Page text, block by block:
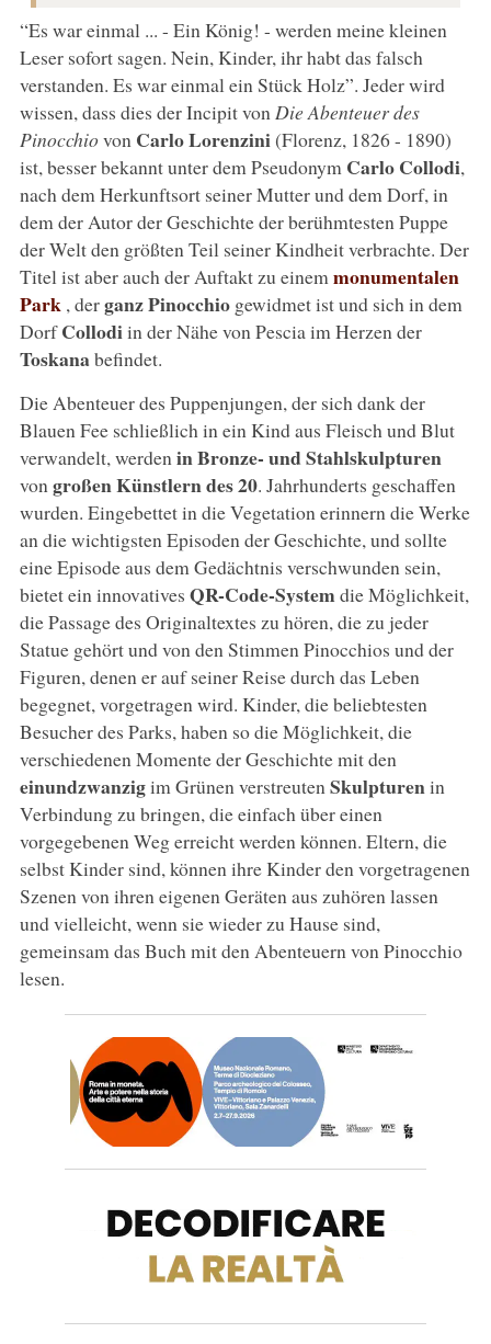
“Es war einmal ... - Ein König! - werden meine kleinen
Leser sofort sagen. Nein, Kinder, ihr habt das falsch
verstanden. Es war einmal ein Stück Holz”. Jeder wird
wissen, dass dies der Incipit von Die Abenteuer des
Pinocchiovon Carlo Lorenzini(Florenz, 1826 - 1890)
ist, besser bekannt unter dem Pseudonym Carlo Collodi,
nach dem Herkunftsort seiner Mutter und dem Dorf, in
dem der Autor der Geschichte der berühmtesten Puppe
der Welt den größten Teil seiner Kindheit verbrachte. Der
Titel ist aber auch der Auftakt zu einem monumentalen
Park , derganzPinocchiogewidmet ist und sich in dem
DorfCollodiin der Nähe von Pescia im Herzen der
Toskanabefindet.
Die Abenteuer des Puppenjungen, der sich dank der
Blauen Fee schließlich in ein Kind aus Fleisch und Blut
verwandelt, werden inBronze- und Stahlskulpturen
von großen Künstlern des 20. Jahrhunderts geschaffen
wurden. Eingebettet in die Vegetation erinnern die Werke
an die wichtigsten Episoden der Geschichte, und sollte
eine Episode aus dem Gedächtnis verschwunden sein,
bietet ein innovatives QR-Code-Systemdie Möglichkeit,
die Passage des Originaltextes zu hören, die zu jeder
Statue gehört und von den Stimmen Pinocchios und der
Figuren, denen er auf seiner Reise durch das Leben
begegnet, vorgetragen wird. Kinder, die beliebtesten
Besucher des Parks, haben so die Möglichkeit, die
verschiedenen Momente der Geschichte mit den
einundzwanzigim Grünen verstreuten Skulpturenin
Verbindung zu bringen, die einfach über einen
vorgegebenen Weg erreicht werden können. Eltern, die
selbst Kinder sind, können ihre Kinder den vorgetragenen
Szenen von ihren eigenen Geräten aus zuhören lassen
und vielleicht, wenn sie wieder zu Hause sind,
gemeinsam das Buch mit den Abenteuern von Pinocchio
lesen.